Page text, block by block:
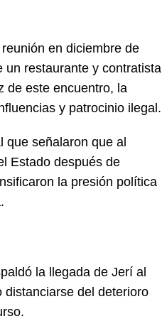
en diciembre de
un restaurante y contratista
de este encuentro, la
y patrocinio ilegal.
señalaron que al
Estado después de
la presión política
la llegada de Jerí al
distanciarse del deterioro